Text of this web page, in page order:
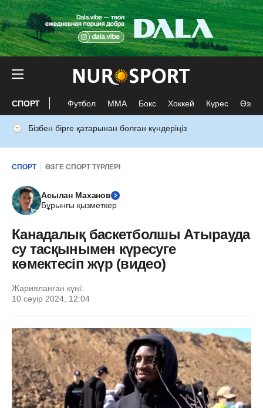
СПОРТ Футбол ММА Бокс Хоккей Күрес Өзге
Бізбен бірге қатарынан болған күндеріңіз
СПОРТ ӨЗГЕ СПОРТ ТҮРЛЕРІ
Асылан Маханов
Бұрынғы қызметкер
Канадалық баскетболшы Атырауда
су тасқынымен күресуге
көмектесіп жүр (видео)
Жарияланған күні:
10 сәуір 2024, 12:04